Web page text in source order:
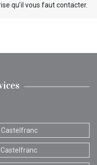
qu’il vous faut contacter.